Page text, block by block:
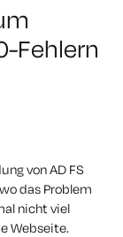
Fehlern
von AD FS
das Problem
nicht viel
Webseite.